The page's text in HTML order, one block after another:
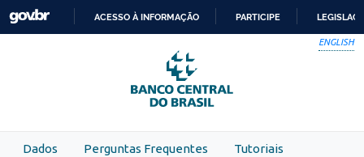
Skip to main content
PARA
O
CONTEÚDO
ACESSO À INFORMAÇÃO PARTICIPE
ENGLISH
Dados Perguntas Frequentes Tutoriais